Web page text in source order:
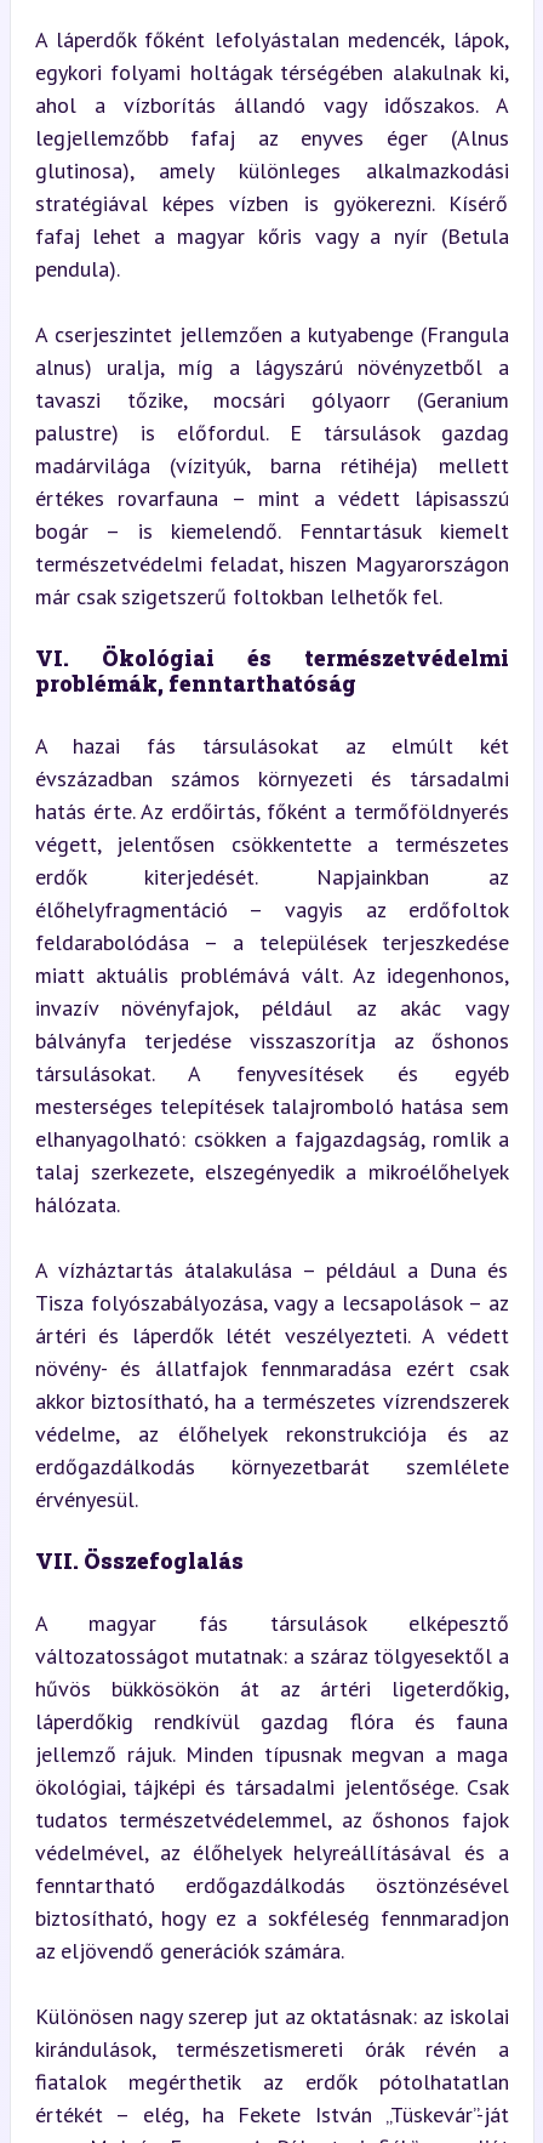
A láperdők főként lefolyástalan medencék, lápok,
egykori folyami holtágak térségében alakulnak ki,
ahol a vízborítás állandó vagy időszakos. A
legjellemzőbb fafaj az enyves éger (Alnus
glutinosa), amely különleges alkalmazkodási
stratégiával képes vízben is gyökerezni. Kísérő
fafaj lehet a magyar kőris vagy a nyír (Betula
pendula).
A cserjeszintet jellemzően a kutyabenge (Frangula
alnus) uralja, míg a lágyszárú növényzetből a
tavaszi tőzike, mocsári gólyaorr (Geranium
palustre) is előfordul. E társulások gazdag
madárvilága (vízityúk, barna rétihéja) mellett
értékes rovarfauna – mint a védett lápisasszú
bogár – is kiemelendő. Fenntartásuk kiemelt
természetvédelmi feladat, hiszen Magyarországon
már csak szigetszerű foltokban lelhetők fel.
VI. Ökológiai és természetvédelmi
problémák, fenntarthatóság
A hazai fás társulásokat az elmúlt két
évszázadban számos környezeti és társadalmi
hatás érte. Az erdőirtás, főként a termőföldnyerés
végett, jelentősen csökkentette a természetes
erdők kiterjedését. Napjainkban az
élőhelyfragmentáció – vagyis az erdőfoltok
feldarabolódása – a települések terjeszkedése
miatt aktuális problémává vált. Az idegenhonos,
invazív növényfajok, például az akác vagy
bálványfa terjedése visszaszorítja az őshonos
társulásokat. A fenyvesítések és egyéb
mesterséges telepítések talajromboló hatása sem
elhanyagolható: csökken a fajgazdagság, romlik a
talaj szerkezete, elszegényedik a mikroélőhelyek
hálózata.
A vízháztartás átalakulása – például a Duna és
Tisza folyószabályozása, vagy a lecsapolások – az
ártéri és láperdők létét veszélyezteti. A védett
növény- és állatfajok fennmaradása ezért csak
akkor biztosítható, ha a természetes vízrendszerek
védelme, az élőhelyek rekonstrukciója és az
erdőgazdálkodás környezetbarát szemlélete
érvényesül.
VII. Összefoglalás
A magyar fás társulások elképesztő
változatosságot mutatnak: a száraz tölgyesektől a
hűvös bükkösökön át az ártéri ligeterdőkig,
láperdőkig rendkívül gazdag flóra és fauna
jellemző rájuk. Minden típusnak megvan a maga
ökológiai, tájképi és társadalmi jelentősége. Csak
tudatos természetvédelemmel, az őshonos fajok
védelmével, az élőhelyek helyreállításával és a
fenntartható erdőgazdálkodás ösztönzésével
biztosítható, hogy ez a sokféleség fennmaradjon
az eljövendő generációk számára.
Különösen nagy szerep jut az oktatásnak: az iskolai
kirándulások, természetismereti órák révén a
fiatalok megérthetik az erdők pótolhatatlan
értékét – elég, ha Fekete István „Tüskevár”-ját